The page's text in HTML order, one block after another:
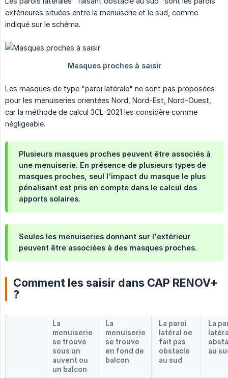
extérieures situées entre la menuiserie et le sud, comme
indiqué sur le schéma.
Les masques de type "paroi latérale" ne sont pas proposées
pour les menuiseries orientées Nord, Nord-Est, Nord-Ouest,
car la méthode de calcul 3CL-2021 les considère comme
négligeable.
Plusieurs masques proches peuvent être associés à
une menuiserie. En présence de plusieurs types de
masques proches, seul l'impact du masque le plus
pénalisant est pris en compte dans le calcul des
apports solaires.
Seules les menuiseries donnant sur l'extérieur
peuvent être associées à des masques proches.
Comment les saisir dans CAP RENOV+
?
La
menuiserie
se trouve
sous un
auvent ou
un balcon
La
menuiserie
se trouve
en fond de
balcon
La paroi
latéral ne
fait pas
obstacle
au sud
La
au